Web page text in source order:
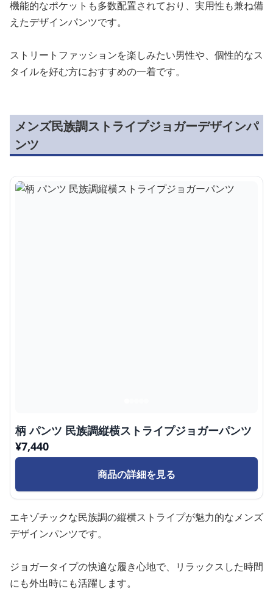
機能的なポケットも多数配置されており、実用性も兼ね備
えたデザインパンツです。
ストリートファッションを楽しみたい男性や、個性的なス
タイルを好む方におすすめの一着です。
メンズ民族調ストライプジョガーデザインパ
ンツ
柄 パンツ 民族調縦横ストライプジョガーパンツ
¥7,440
商品の詳細を見る
エキゾチックな民族調の縦横ストライプが魅力的なメンズ
デザインパンツです。
ジョガータイプの快適な履き心地で、リラックスした時間
にも外出時にも活躍します。